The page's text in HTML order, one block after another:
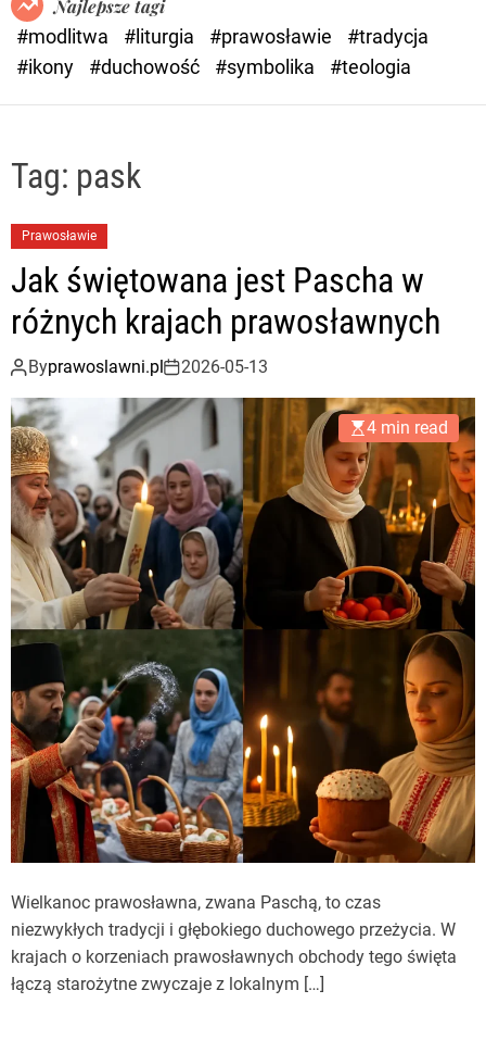
e
Najlepsze tagi
#modlitwa
#liturgia #prawosławie
#tradycja
#ikony
#duchowość #symbolika #teologia
Tag: pask
Prawosławie
Jak świętowana jest Pascha w
różnych krajach prawosławnych
Byprawoslawni.pl 2026-05-13
4 min read
Wielkanoc prawosławna, zwana Paschą, to czas
niezwykłych tradycji i głębokiego duchowego przeżycia. W
krajach o korzeniach prawosławnych obchody tego święta
łączą starożytne zwyczaje z lokalnym […]